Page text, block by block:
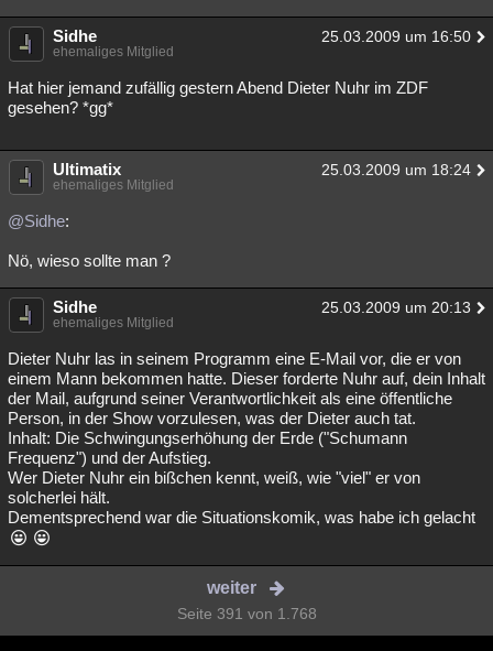
Sidhe 25.03.2009 um 16:50
ehemaliges Mitglied
Hat hier jemand zufällig gestern Abend Dieter Nuhr im ZDF
gesehen? *gg*
Ultimatix 25.03.2009 um 18:24
ehemaliges Mitglied
@Sidhe:
Nö, wieso sollte man ?
Sidhe 25.03.2009 um 20:13
ehemaliges Mitglied
Dieter Nuhr las in seinem Programm eine E-Mail vor, die er von
einem Mann bekommen hatte. Dieser forderte Nuhr auf, dein Inhalt
der Mail, aufgrund seiner Verantwortlichkeit als eine öffentliche
Person, in der Show vorzulesen, was der Dieter auch tat.
Inhalt: Die Schwingungserhöhung der Erde ("Schumann
Frequenz") und der Aufstieg.
Wer Dieter Nuhr ein bißchen kennt, weiß, wie "viel" er von
solcherlei hält.
Dementsprechend war die Situationskomik, was habe ich gelacht
weiter
Seite 391 von 1.768